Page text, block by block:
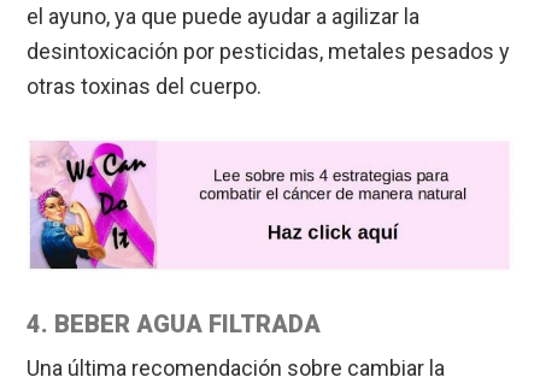
el ayuno, ya que puede ayudar a agilizar la
desintoxicación por pesticidas, metales pesados y
otras toxinas del cuerpo.
4. BEBER AGUA FILTRADA
Una última recomendación sobre cambiar la